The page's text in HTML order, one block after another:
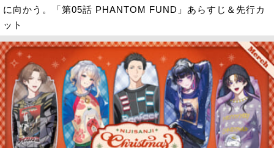
に向かう。「第05話 PHANTOM FUND」あらすじ＆先行カ
ット